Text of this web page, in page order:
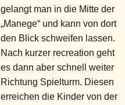
gelangt man in die Mitte der
„Manege“ und kann von dort
den Blick schweifen lassen.
Nach kurzer recreation geht
es dann aber schnell weiter
Richtung Spielturm. Diesen
erreichen die Kinder von der